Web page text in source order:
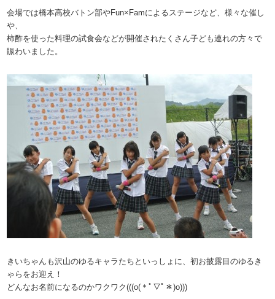
会場では橋本高校バトン部やFun×Famによるステージなど、様々な催し
や、
柿酢を使った料理の試食会などが開催されたくさん子ども連れの方々で
賑わいました。
きいちゃんも沢山のゆるキャラたちといっしょに、初お披露目のゆるき
ゃらをお迎え！
どんなお名前になるのかワクワク(((o(＊ﾟ▽ﾟ＊)o)))